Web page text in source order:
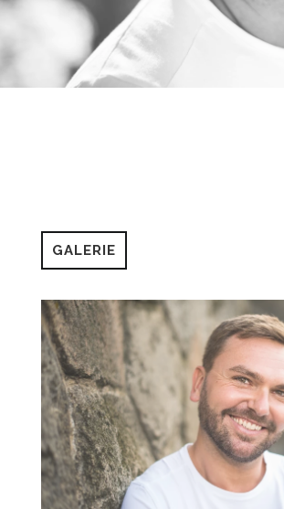
GALERIE